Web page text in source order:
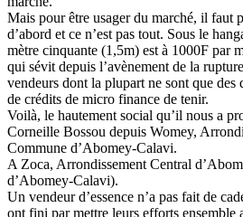
Mais pour être usager du marché, il faut
d’abord et ce n’est pas tout. Sous le
mètre cinquante (1,5m) est à 1000F par
qui sévit depuis l’avènement de la
vendeurs dont la plupart ne sont que des
de crédits de micro finance de tenir.
Voilà, le hautement social qu’il nous a
Corneille Bossou depuis Womey,
Commune d’Abomey-Calavi.
A Zoca, Arrondissement Central
d’Abomey-Calavi).
Un vendeur d’essence n’a pas fait de
ont fini par mettre leurs efforts ensemble